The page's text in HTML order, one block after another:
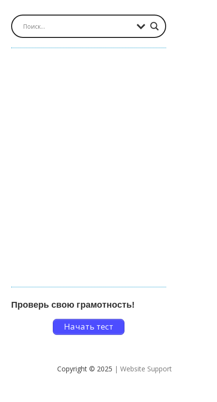
Проверь свою грамотность!
Начать тест
Copyright © 2025 | Website Support